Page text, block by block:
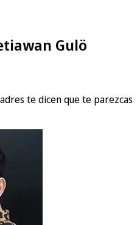
Gulö
te dicen que te parezcas